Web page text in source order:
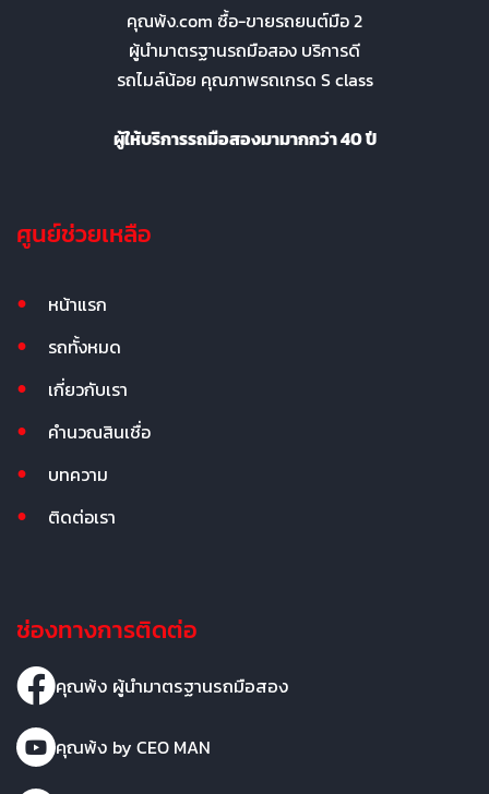
คุณพ้ง.com ซื้อ-ขายรถยนต์มือ 2
ผู้นำมาตรฐานรถมือสอง บริการดี
รถไมล์น้อย คุณภาพรถเกรด S class
ผู้ให้บริการรถมือสองมามากกว่า 40 ปี
ศูนย์ช่วยเหลือ
หน้าแรก
รถทั้งหมด
เกี่ยวกับเรา
คำนวณสินเชื่อ
บทความ
ติดต่อเรา
ช่องทางการติดต่อ
คุณพ้ง ผู้นำมาตรฐานรถมือสอง
คุณพ้ง by CEO MAN